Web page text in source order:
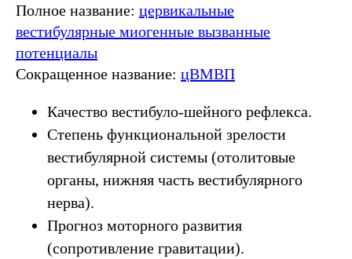
Полное название: цервикальные
вестибулярные миогенные вызванные
потенциалы
Сокращенное название: цВМВП
Качество вестибуло-шейного рефлекса.
Степень функциональной зрелости
вестибулярной системы (отолитовые
органы, нижняя часть вестибулярного
нерва).
Прогноз моторного развития
(сопротивление гравитации).